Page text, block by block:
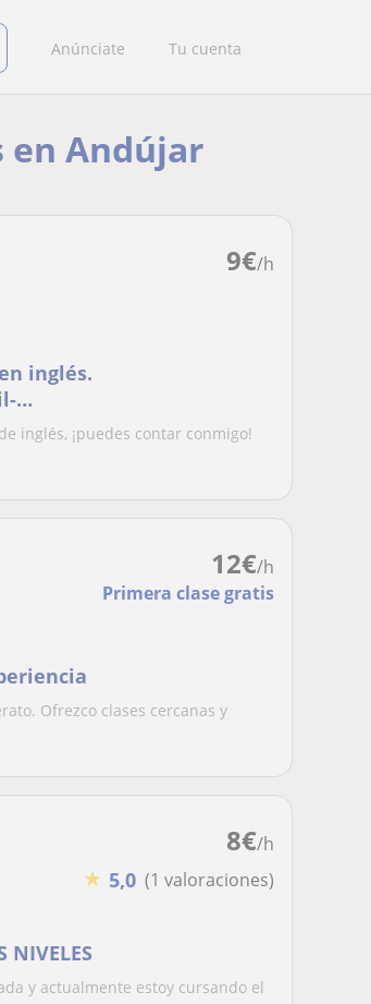
Anúnciate Tu cuenta
en Andújar
9€/h
inglés.
inglés, ¡puedes contar conmigo!
12€/h
Primera clase gratis
Ofrezco clases cercanas y
8€/h
★ 5,0 (1 valoraciones)
NIVELES
y actualmente estoy cursando el